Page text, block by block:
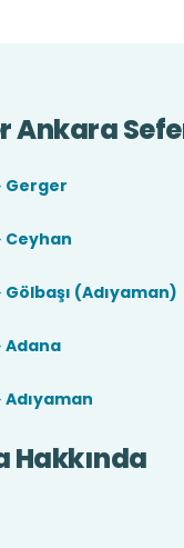
Ankara
Gerger
(Adıyaman)
Adana
Hakkında